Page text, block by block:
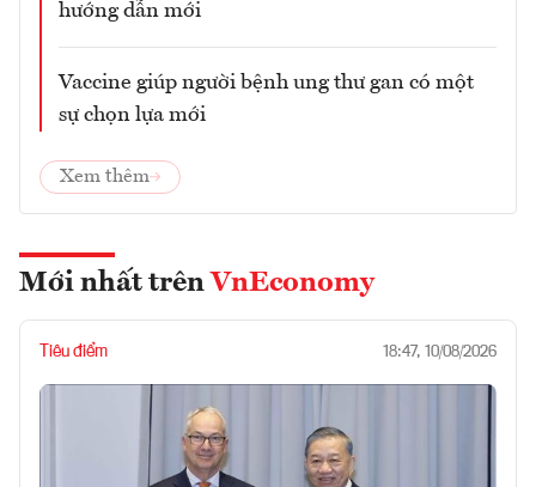
hướng dẫn mới
Vaccine giúp người bệnh ung thư gan có một
sự chọn lựa mới
Xem thêm
Mới nhất trên VnEconomy
Tiêu điểm 18:47, 10/08/2026